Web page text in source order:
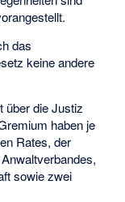
das
keine andere
über die Justiz
haben je
Rates, der
sowie zwei